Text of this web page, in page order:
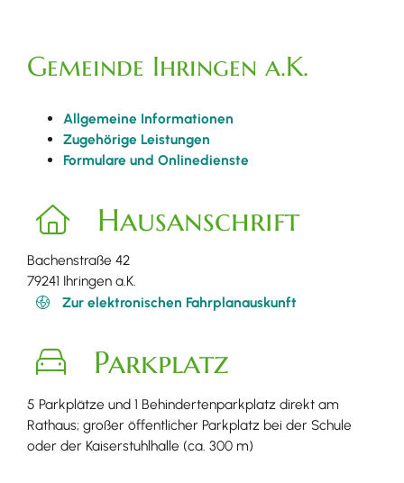
Gemeinde Ihringen a.K.
Allgemeine Informationen
Zugehörige Leistungen
Formulare und Onlinedienste
Hausanschrift
Bachenstraße 42
79241 Ihringen a.K.
Zur elektronischen Fahrplanauskunft
Parkplatz
5 Parkplätze und 1 Behindertenparkplatz direkt am
Rathaus; großer öffentlicher Parkplatz bei der Schule
oder der Kaiserstuhlhalle (ca. 300 m)